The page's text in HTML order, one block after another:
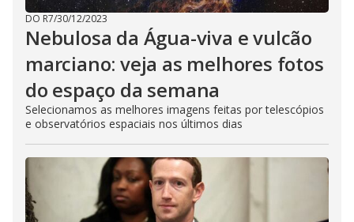
DO R7/30/12/2023
Nebulosa da Água-viva e vulcão
marciano: veja as melhores fotos
do espaço da semana
Selecionamos as melhores imagens feitas por telescópios
e observatórios espaciais nos últimos dias